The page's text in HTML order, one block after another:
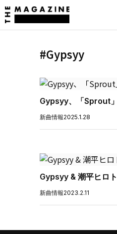
#Gypsyy
Gypsyy、「Sprout
新曲情報2025.1.28
Gypsyy & 潮平ヒロ
新曲情報2023.2.11